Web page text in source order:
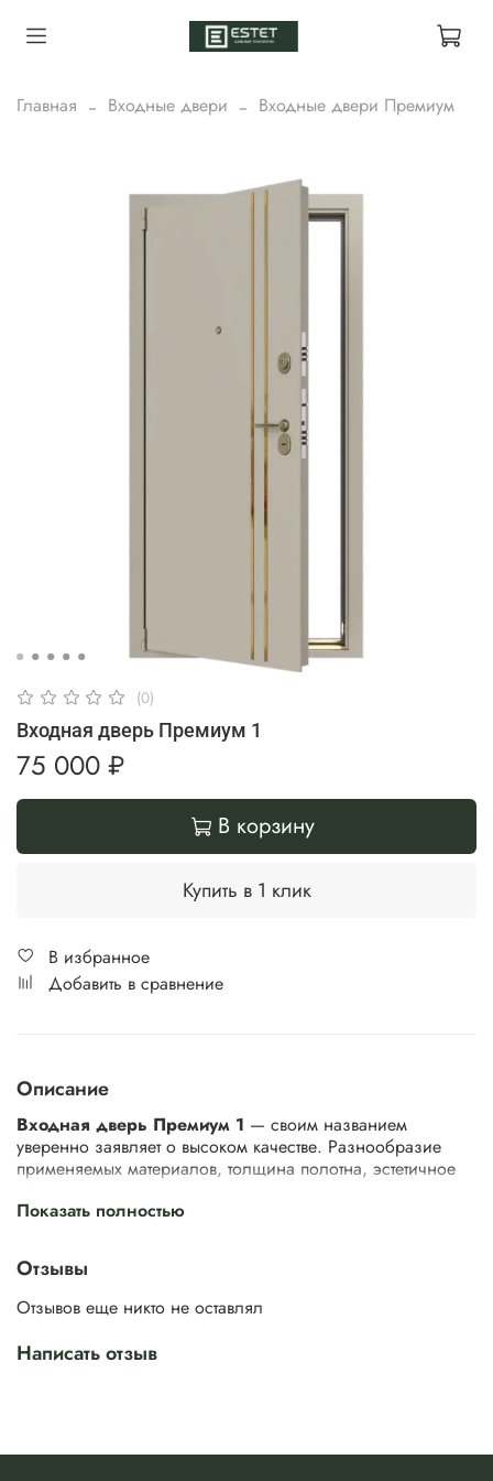
Главная Входные двери Входные двери Премиум
(0)
Входная дверь Премиум 1
75 000 ₽
В корзину
Купить в 1 клик
В избранное
Добавить в сравнение
Описание
Входная дверь Премиум 1 — своим названием
уверенно заявляет о высоком качестве. Разнообразие
применяемых материалов, толщина полотна, эстетичное
взломостойкости, шумо и теплоизоляции. Надежная
система уплотнителей «Magnet» обеспечивает полную
герметичность вашей квартиры. Грамотный выбор для
всех, кому важна безопасность дома и семьи.
Показать полностью
Отзывы
Отзывов еще никто не оставлял
Написать отзыв